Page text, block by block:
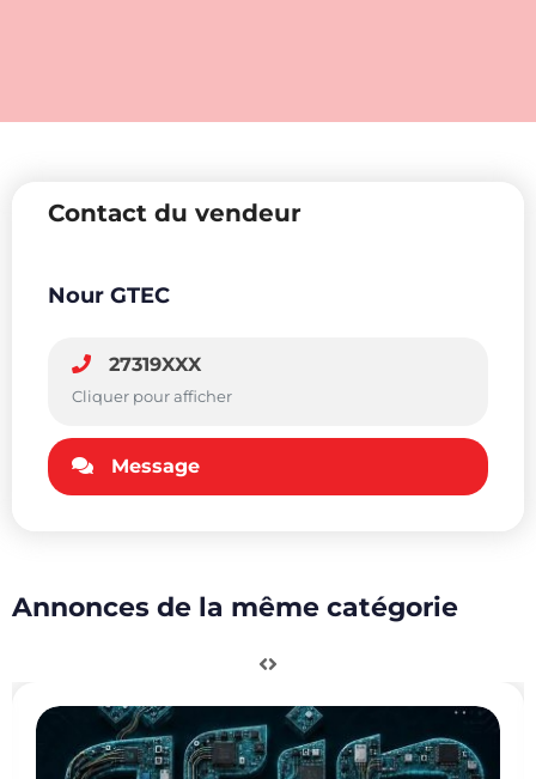
Contact du vendeur
Nour GTEC
27319XXX
Cliquer pour afficher
Message
Annonces de la même catégorie